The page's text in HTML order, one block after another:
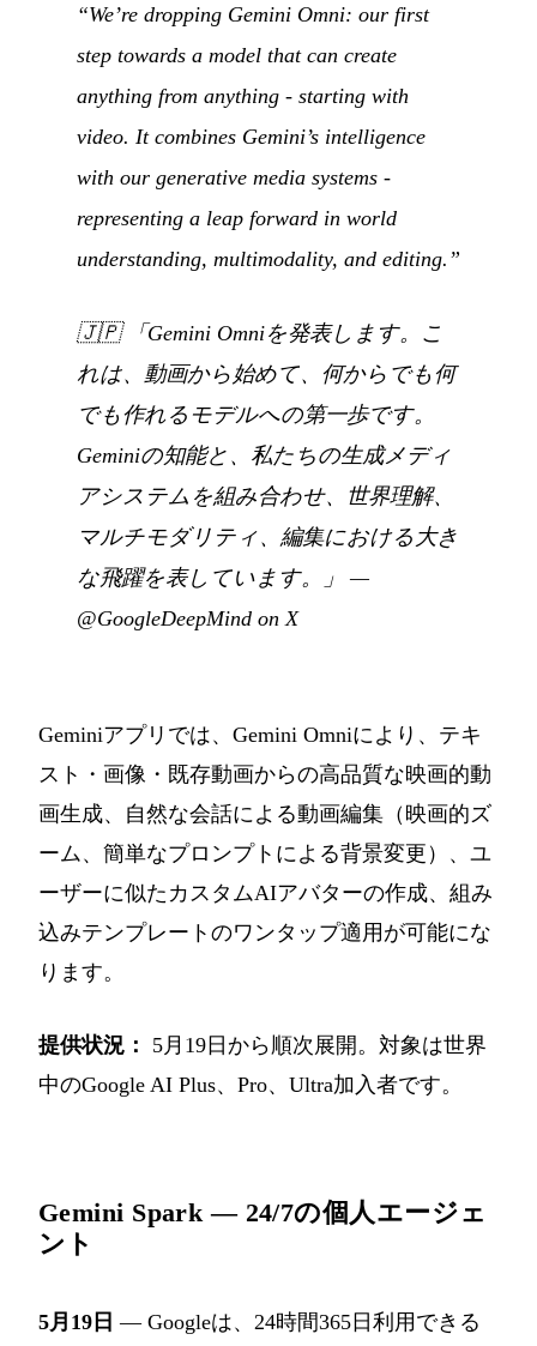
“We’re dropping Gemini Omni: our first
step towards a model that can create
anything from anything - starting with
video. It combines Gemini’s intelligence
with our generative media systems -
representing a leap forward in world
understanding, multimodality, and editing.”
🇯🇵 「Gemini Omniを発表します。こ
れは、動画から始めて、何からでも何
でも作れるモデルへの第一歩です。
Geminiの知能と、私たちの生成メディ
アシステムを組み合わせ、世界理解、
マルチモダリティ、編集における大き
な飛躍を表しています。」 —
@GoogleDeepMind on X
Geminiアプリでは、Gemini Omniにより、テキ
スト・画像・既存動画からの高品質な映画的動
画生成、自然な会話による動画編集（映画的ズ
ーム、簡単なプロンプトによる背景変更）、ユ
ーザーに似たカスタムAIアバターの作成、組み
込みテンプレートのワンタップ適用が可能にな
ります。
提供状況：
5月19日から順次展開。対象は世界
中のGoogle AI Plus、Pro、Ultra加入者です。
Gemini Spark — 24/7の個人エージェ
ント
5月19日 — Googleは、24時間365日利用できる